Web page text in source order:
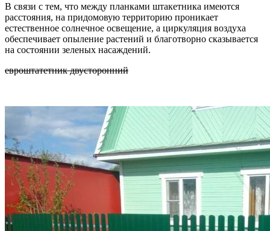
В связи с тем, что между планками штакетника имеются
расстояния, на придомовую территорию проникает
естественное солнечное освещение, а циркуляция воздуха
обеспечивает опыление растений и благотворно сказывается
на состоянии зеленых насаждений.
евроштатетник двусторонний